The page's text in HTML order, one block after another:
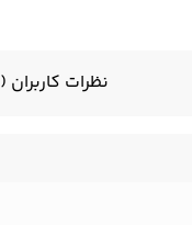
نظرات کاربران ( 0 )